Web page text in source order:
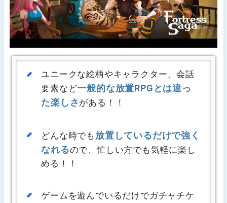
ユニークな絵柄やキャラクター、会話
要素など一般的な放置RPGとは違っ
た楽しさ がある！！
どんな時でも 放置しているだけで強く
なれるので、忙しい方でも気軽に楽し
める！！
ゲームを遊んでいるだけでガチャチケ